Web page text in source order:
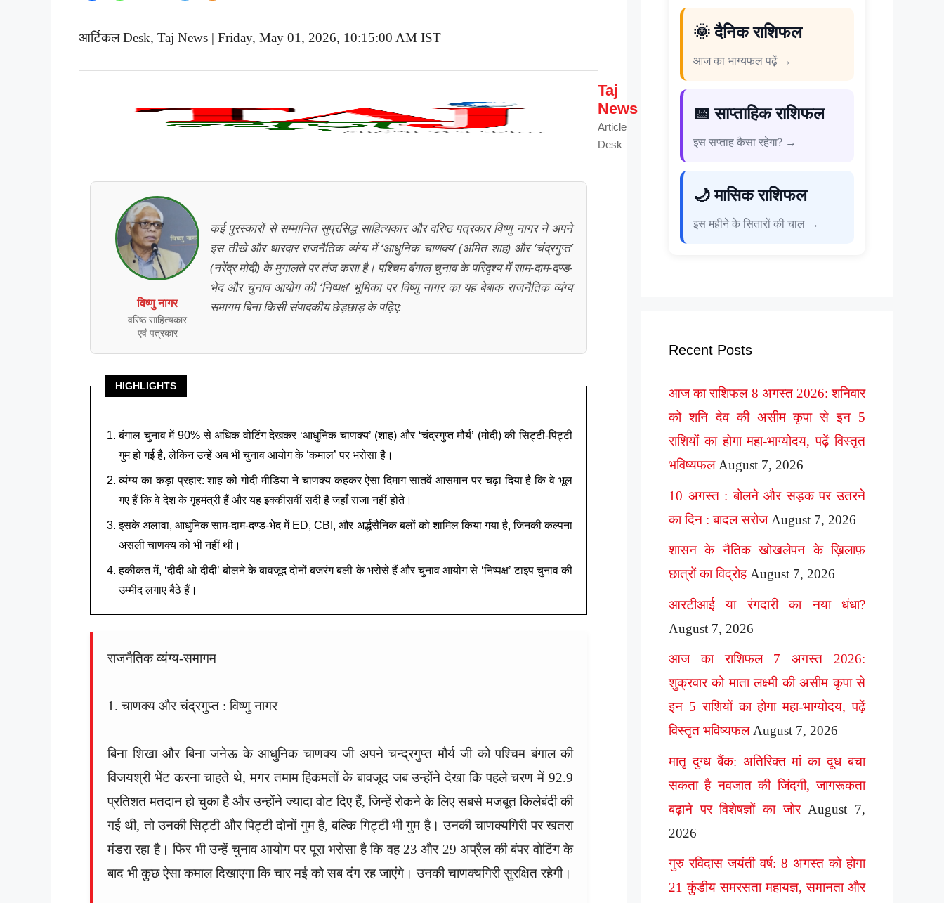
आर्टिकल Desk, Taj News | Friday, May 01, 2026, 10:15:00 AM IST
Taj
News
Article
Desk
विष्णु नागर
वरिष्ठ साहित्यकार
एवं पत्रकार
कई पुरस्कारों से सम्मानित सुप्रसिद्ध साहित्यकार और वरिष्ठ पत्रकार विष्णु नागर ने अपने
इस तीखे और धारदार राजनैतिक व्यंग्य में ‘आधुनिक चाणक्य’ (अमित शाह) और ‘चंद्रगुप्त’
(नरेंद्र मोदी) के मुगालते पर तंज कसा है। पश्चिम बंगाल चुनाव के परिदृश्य में साम-दाम-दण्ड-
भेद और चुनाव आयोग की ‘निष्पक्ष’ भूमिका पर विष्णु नागर का यह बेबाक राजनैतिक व्यंग्य
समागम बिना किसी संपादकीय छेड़छाड़ के पढ़िए:
HIGHLIGHTS
बंगाल चुनाव में 90% से अधिक वोटिंग देखकर ‘आधुनिक चाणक्य’ (शाह) और ‘चंद्रगुप्त मौर्य’ (मोदी) की सिट्टी-पिट्टी
गुम हो गई है, लेकिन उन्हें अब भी चुनाव आयोग के ‘कमाल’ पर भरोसा है।
व्यंग्य का कड़ा प्रहार: शाह को गोदी मीडिया ने चाणक्य कहकर ऐसा दिमाग सातवें आसमान पर चढ़ा दिया है कि वे भूल
गए हैं कि वे देश के गृहमंत्री हैं और यह इक्कीसवीं सदी है जहाँ राजा नहीं होते।
इसके अलावा, आधुनिक साम-दाम-दण्ड-भेद में ED, CBI, और अर्द्धसैनिक बलों को शामिल किया गया है, जिनकी कल्पना
असली चाणक्य को भी नहीं थी।
हकीकत में, ‘दीदी ओ दीदी’ बोलने के बावजूद दोनों बजरंग बली के भरोसे हैं और चुनाव आयोग से ‘निष्पक्ष’ टाइप चुनाव की
उम्मीद लगाए बैठे हैं।
राजनैतिक व्यंग्य-समागम
1. चाणक्य और चंद्रगुप्त : विष्णु नागर
बिना शिखा और बिना जनेऊ के आधुनिक चाणक्य जी अपने चन्द्रगुप्त मौर्य जी को पश्चिम बंगाल की
विजयश्री भेंट करना चाहते थे, मगर तमाम हिकमतों के बावजूद जब उन्होंने देखा कि पहले चरण में 92.9
प्रतिशत मतदान हो चुका है और उन्होंने ज्यादा वोट दिए हैं, जिन्हें रोकने के लिए सबसे मजबूत किलेबंदी की
गई थी, तो उनकी सिट्टी और पिट्टी दोनों गुम है, बल्कि गिट्टी भी गुम है। उनकी चाणक्यगिरी पर खतरा
मंडरा रहा है। फिर भी उन्हें चुनाव आयोग पर पूरा भरोसा है कि वह 23 और 29 अप्रैल की बंपर वोटिंग के
बाद भी कुछ ऐसा कमाल दिखाएगा कि चार मई को सब दंग रह जाएंगे। उनकी चाणक्यगिरी सुरक्षित रहेगी।
🌞 दैनिक राशिफल
आज का भाग्यफल पढ़ें →
📅 साप्ताहिक राशिफल
इस सप्ताह कैसा रहेगा? →
🌙 मासिक राशिफल
इस महीने के सितारों की चाल →
Recent Posts
आज का राशिफल 8 अगस्त 2026: शनिवार
को शनि देव की असीम कृपा से इन 5
राशियों का होगा महा-भाग्योदय, पढ़ें विस्तृत
भविष्यफल August 7, 2026
10 अगस्त : बोलने और सड़क पर उतरने
का दिन : बादल सरोज August 7, 2026
शासन के नैतिक खोखलेपन के ख़िलाफ़
छात्रों का विद्रोह August 7, 2026
आरटीआई या रंगदारी का नया धंधा?
August 7, 2026
आज का राशिफल 7 अगस्त 2026:
शुक्रवार को माता लक्ष्मी की असीम कृपा से
इन 5 राशियों का होगा महा-भाग्योदय, पढ़ें
विस्तृत भविष्यफल August 7, 2026
मातृ दुग्ध बैंक: अतिरिक्त मां का दूध बचा
सकता है नवजात की जिंदगी, जागरूकता
बढ़ाने पर विशेषज्ञों का जोर August 7,
2026
गुरु रविदास जयंती वर्ष: 8 अगस्त को होगा
21 कुंडीय समरसता महायज्ञ, समानता और